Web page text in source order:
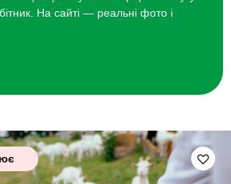
На сайті — реальні фото і